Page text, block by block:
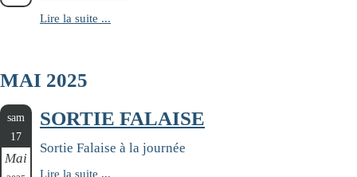
Lire la suite ...
MAI 2025
sam
17
Mai
SORTIE FALAISE
Sortie Falaise à la journée
Lire la suite ...